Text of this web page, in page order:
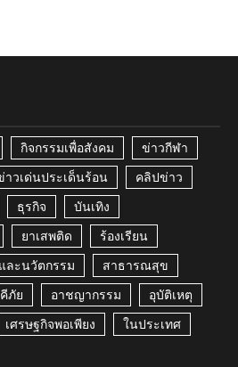
กิจกรรมเพื่อสังคม ข่าวกีฬา
าวเด่นประเด็นร้อน คลิปข่าว
ธุรกิจ บันเทิง
ยาเสพติด ร้องเรียน
ละนวัตกรรม สาธารณสุข
ภัย อาชญากรรม อุบัติเหตุ
เศรษฐกิจพอเพียง ในประเทศ